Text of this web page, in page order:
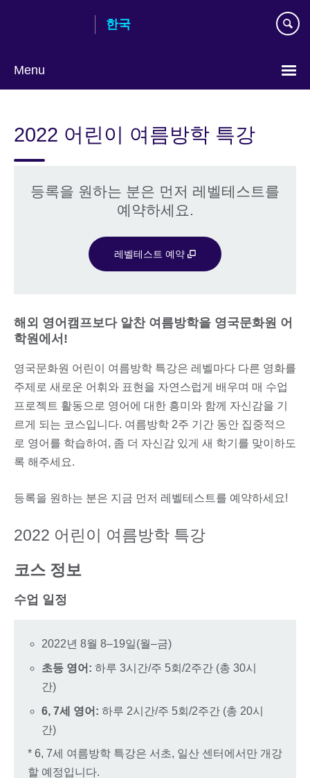
content
한국
Menu
2022 어린이 여름방학 특강
등록을 원하는 분은 먼저 레벨테스트를
예약하세요.
레벨테스트 예약
해외 영어캠프보다 알찬 여름방학을 영국문화원 어
학원에서!
영국문화원 어린이 여름방학 특강은 레벨마다 다른 영화를
주제로 새로운 어휘와 표현을 자연스럽게 배우며 매 수업
프로젝트 활동으로 영어에 대한 흥미와 함께 자신감을 기
르게 되는 코스입니다. 여름방학 2주 기간 동안 집중적으
로 영어를 학습하여, 좀 더 자신감 있게 새 학기를 맞이하도
록 해주세요.
등록을 원하는 분은 지금 먼저 레벨테스트를 예약하세요!
2022 어린이 여름방학 특강
코스 정보
수업 일정
2022년 8월 8–19일(월–금)
초등 영어: 하루 3시간/주 5회/2주간 (총 30시
간)
6, 7세 영어: 하루 2시간/주 5회/2주간 (총 20시
간)
* 6, 7세 여름방학 특강은 서초, 일산 센터에서만 개강
할 예정입니다.